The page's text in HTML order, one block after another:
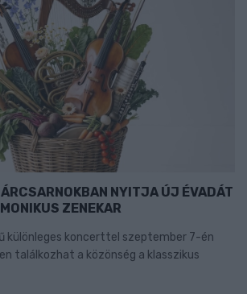
NYITJA ÚJ ÉVADÁT
ZENEKAR
különleges koncerttel szeptember 7-én
találkozhat a közönség a klasszikus